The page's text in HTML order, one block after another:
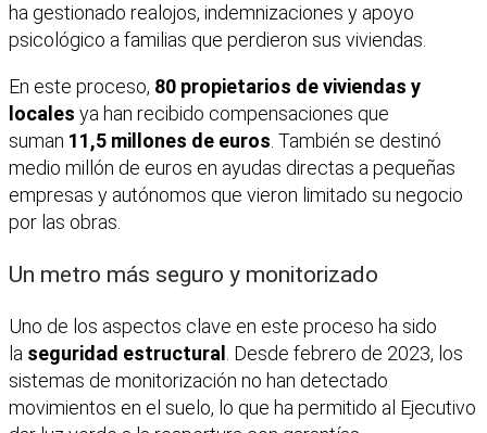
ha gestionado realojos, indemnizaciones y apoyo
psicológico a familias que perdieron sus viviendas.
En este proceso, 80 propietarios de viviendas y
locales ya han recibido compensaciones que
suman 11,5 millones de euros. También se destinó
medio millón de euros en ayudas directas a pequeñas
empresas y autónomos que vieron limitado su negocio
por las obras.
Un metro más seguro y monitorizado
Uno de los aspectos clave en este proceso ha sido
la seguridad estructural . Desde febrero de 2023, los
sistemas de monitorización no han detectado
movimientos en el suelo, lo que ha permitido al Ejecutivo